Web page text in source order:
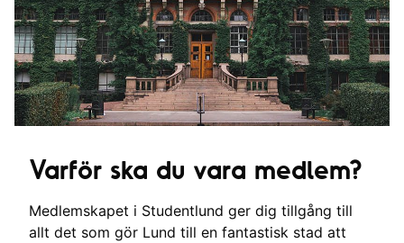
Varför ska du vara medlem?
Medlemskapet i Studentlund ger dig tillgång till
allt det som gör Lund till en fantastisk stad att